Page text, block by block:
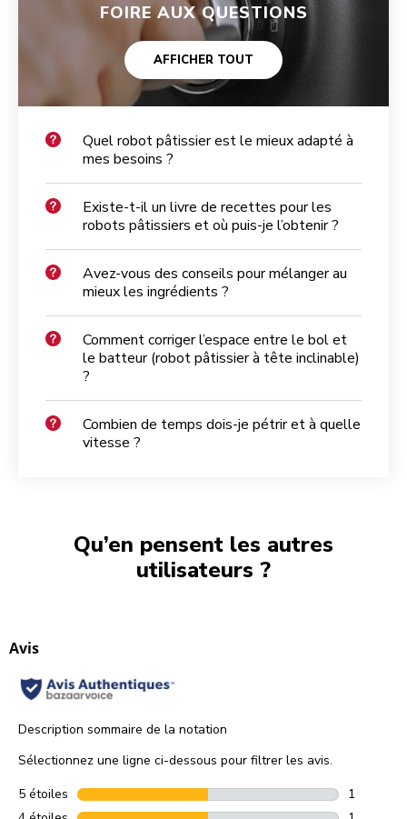
FOIRE AUX QUESTIONS
AFFICHER TOUT
Quel robot pâtissier est le mieux adapté à
mes besoins ?
Existe-t-il un livre de recettes pour les
robots pâtissiers et où puis-je l’obtenir ?
Avez-vous des conseils pour mélanger au
mieux les ingrédients ?
Comment corriger l’espace entre le bol et
le batteur (robot pâtissier à tête inclinable)
?
Combien de temps dois-je pétrir et à quelle
vitesse ?
Qu’en pensent les autres
utilisateurs ?